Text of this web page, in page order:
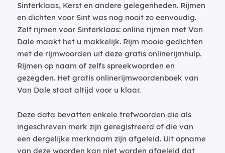
Sinterklaas, Kerst en andere gelegenheden. Rijmen
en dichten voor Sint was nog nooit zo eenvoudig.
Zelf rijmen voor Sinterklaas: online rijmen met Van
Dale maakt het u makkelijk. Rijm mooie gedichten
met de rijmwoorden uit deze gratis onlinerijmhulp.
Rijmen op naam of zelfs spreekwoorden en
gezegden. Het gratis onlinerijmwoordenboek van
Van Dale staat altijd voor u klaar.
Deze data bevatten enkele trefwoorden die als
ingeschreven merk zijn geregistreerd of die van
een dergelijke merknaam zijn afgeleid. Uit opname
van deze woorden kan niet worden afgeleid dat